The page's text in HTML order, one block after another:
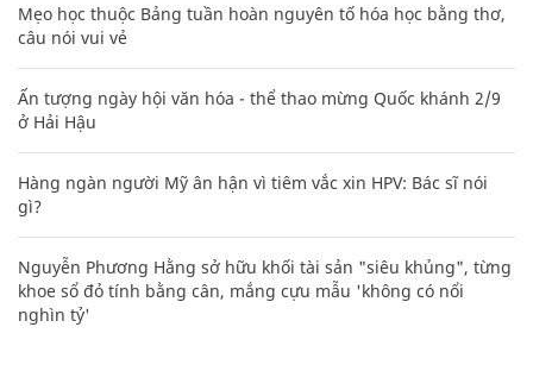
Mẹo học thuộc Bảng tuần hoàn nguyên tố hóa học bằng thơ,
câu nói vui vẻ
Ấn tượng ngày hội văn hóa - thể thao mừng Quốc khánh 2/9
ở Hải Hậu
Hàng ngàn người Mỹ ân hận vì tiêm vắc xin HPV: Bác sĩ nói
gì?
Nguyễn Phương Hằng sở hữu khối tài sản "siêu khủng", từng
khoe sổ đỏ tính bằng cân, mắng cựu mẫu 'không có nổi
nghìn tỷ'